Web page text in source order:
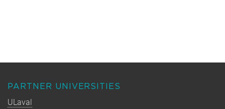
PARTNER UNIVERSITIES
ULaval